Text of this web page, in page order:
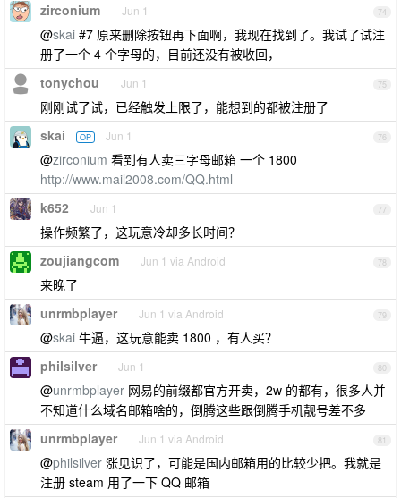
74
zirconium Jun 1
@skai #7 原来删除按钮再下面啊，我现在找到了。我试了试注
册了一个 4 个字母的，目前还没有被收回，
75
tonychou Jun 1
刚刚试了试，已经触发上限了，能想到的都被注册了
76
skai OP Jun 1
@zirconium 看到有人卖三字母邮箱 一个 1800
http://www.mail2008.com/QQ.html
77
k652 Jun 1
操作频繁了，这玩意冷却多长时间？
78
zoujiangcom Jun 1 via Android
来晚了
79
unrmbplayer Jun 1 via Android
@skai 牛逼，这玩意能卖 1800 ，有人买？
80
philsilver Jun 1
@unrmbplayer 网易的前缀都官方开卖，2w 的都有，很多人并
不知道什么域名邮箱啥的，倒腾这些跟倒腾手机靓号差不多
81
unrmbplayer Jun 1 via Android
@philsilver 涨见识了，可能是国内邮箱用的比较少把。我就是
注册 steam 用了一下 QQ 邮箱